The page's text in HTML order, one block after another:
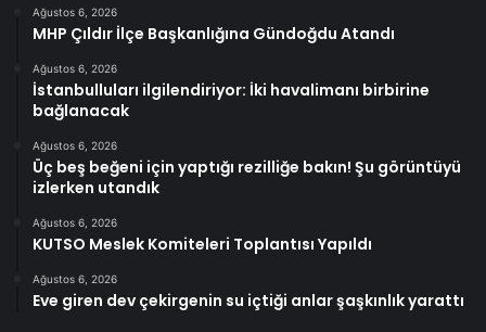
Ağustos 6, 2026
MHP Çıldır İlçe Başkanlığına Gündoğdu Atandı
Ağustos 6, 2026
İstanbulluları ilgilendiriyor: İki havalimanı birbirine
bağlanacak
Ağustos 6, 2026
Üç beş beğeni için yaptığı rezilliğe bakın! Şu görüntüyü
izlerken utandık
Ağustos 6, 2026
KUTSO Meslek Komiteleri Toplantısı Yapıldı
Ağustos 6, 2026
Eve giren dev çekirgenin su içtiği anlar şaşkınlık yarattı